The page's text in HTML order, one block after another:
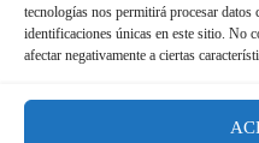
tecnologías nos permitirá procesar
identificaciones únicas en este sitio. No
afectar negativamente a ciertas